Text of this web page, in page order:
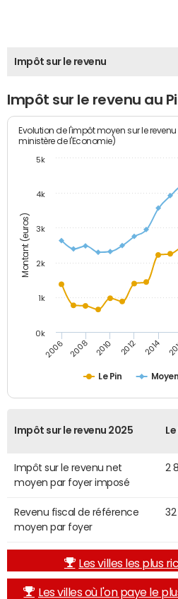
Impôt sur le revenu
Impôt sur le revenu au
Montant (euros)
Evolution de l'impôt moyen sur le
ministère de l'Economie)
Le Pin
2006 2008 2010 2012 2014
0k
1k
2k
3k
4k
5k
Impôt sur le revenu 2025
Impôt sur le revenu net
moyen par foyer imposé
2
Revenu fiscal de référence
moyen par foyer
Les villes les plus
Les villes où l'on paye le